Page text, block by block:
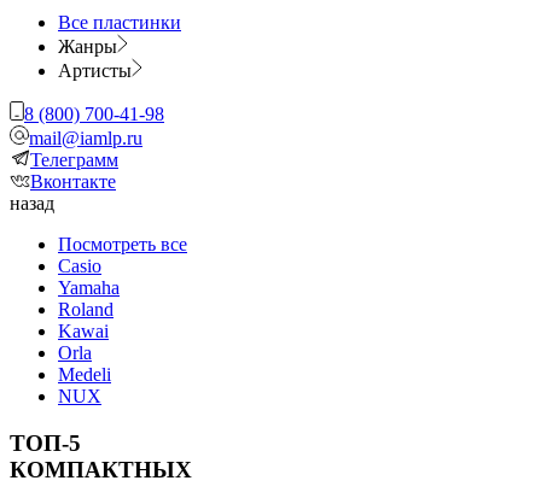
Все пластинки
Жанры
Артисты
8 (800) 700-41-98
mail@iamlp.ru
Телеграмм
Вконтакте
назад
Посмотреть все
Casio
Yamaha
Roland
Kawai
Orla
Medeli
NUX
ТОП-5
КОМПАКТНЫХ